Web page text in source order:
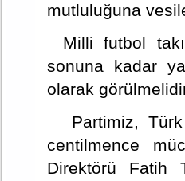
mutluluğuna
Milli futbol
sonuna kadar
olarak
Partimiz,
centilmence
Direktörü Fatih